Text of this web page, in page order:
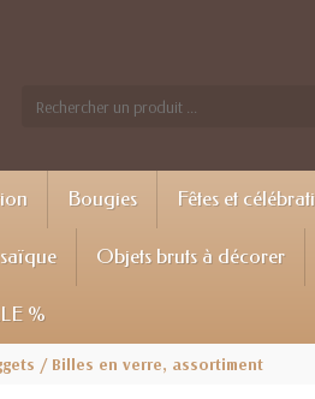
Bougies Fêtes et
Objets bruts à décorer
%
/ Billes en verre, assortiment